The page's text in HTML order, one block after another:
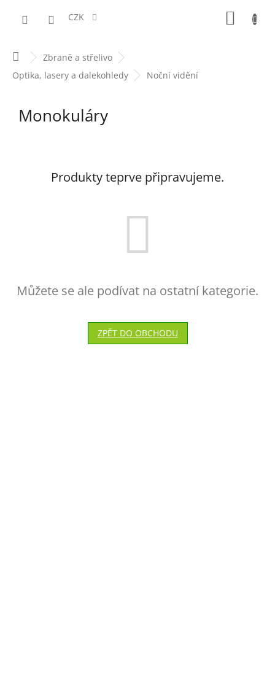
CZK
DomůZbraně a střelivo
Optika, lasery a dalekohledy
Noční vidění
Monokuláry
Produkty teprve připravujeme.
Můžete se ale podívat na ostatní kategorie.
ZPĚT DO OBCHODU